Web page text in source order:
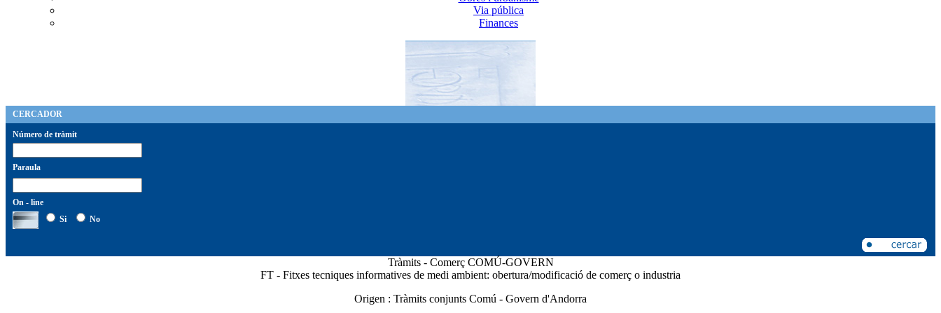
Via pública
Finances
CERCADOR
Número de tràmit
Paraula
On - line
Si
No
Tràmits - Comerç COMÚ-GOVERN
FT - Fitxes tecniques informatives de medi ambient: obertura/modificació de comerç o industria
Origen : Tràmits conjunts Comú - Govern d'Andorra